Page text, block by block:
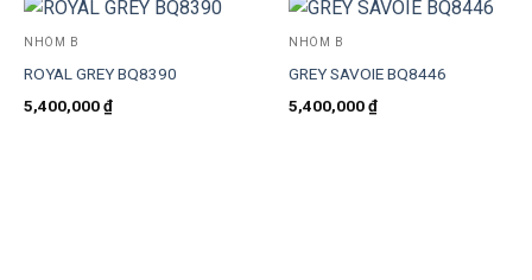
NHÓM B
ROYAL GREY BQ8390
5,400,000₫
NHÓM B
GREY SAVOIE BQ8446
5,400,000₫